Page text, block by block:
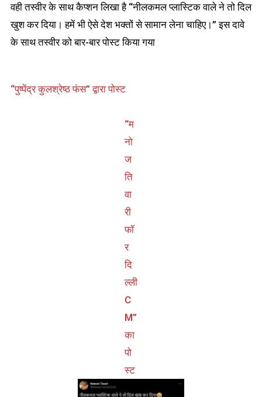
स्टिकर
का
वही तस्वीर के साथ कैप्शन लिखा है “नीलकमल प्लास्टिक वाले ने तो दिल
खुश कर दिया। हमें भी ऐसे देश भक्तों से सामान लेना चाहिए।” इस दावे
के साथ तस्वीर को बार-बार पोस्ट किया गया
“पुष्पेंद्र कुलश्रेष्ठ फंस” द्वारा पोस्ट
“म
नो
ज
ति
वा
री
फॉ
र
दि
ल्ली
C
M”
का
पो
स्ट